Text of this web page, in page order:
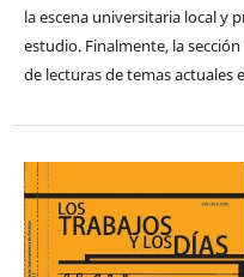
la escena universitaria local y
estudio. Finalmente, la
de lecturas de temas actuales